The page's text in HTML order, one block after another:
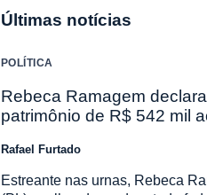
Últimas notícias
POLÍTICA
Rebeca Ramagem declara
patrimônio de R$ 542 mil
Rafael Furtado
Estreante nas urnas, Rebeca